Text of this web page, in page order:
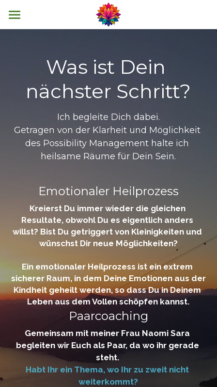
HOME
MANN SEIN
WORKTALKS
TEAM
Deutsch
English
Was ist Dein
nächster Schritt?
Ich begleite Dich dabei.
Getragen von der Klarheit und Möglichkeit
des Possibility Management halte ich
heilsame Räume für Dein Sein.
Emotionaler Heilprozess
Kreierst Du immer wieder die gleichen
Resultate, obwohl Du es eigentlich anders
willst? Bist Du getriggert von Kleinigkeiten und
wünschst Dir neue Möglichkeiten?
Ein emotionaler Heilprozess ist ein extrem
sicherer Raum, in dem Deine Emotionen aus der
Kindheit geheilt werden, so dass Du in Deinem
Leben aus dem Vollen schöpfen kannst.
Paarcoaching
Gemeinsam mit meiner Frau Naomi Sara
begleiten wir Euch als Paar, da wo ihr gerade
steht.
Habt Ihr ein Thema, wo Ihr zu zweit nicht
weiterkommt?